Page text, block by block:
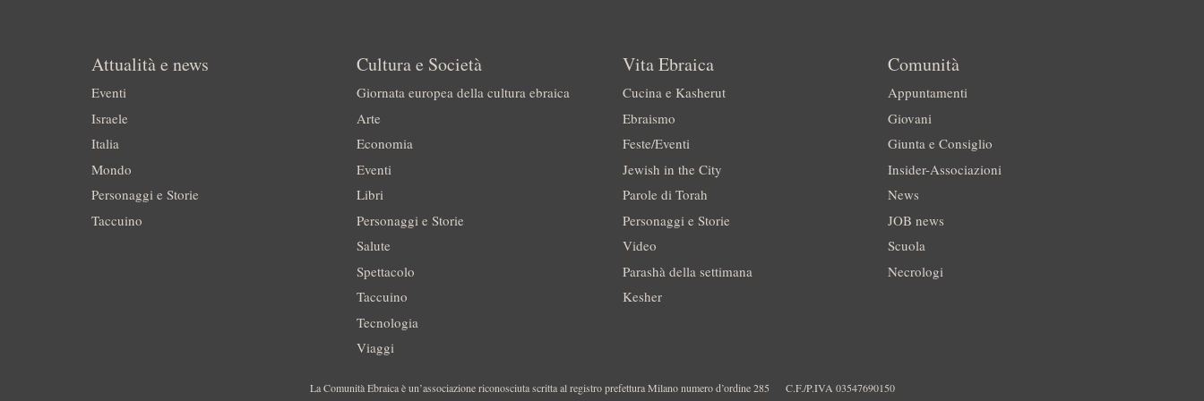
Attualità e news
Eventi
Israele
Italia
Mondo
Personaggi e Storie
Taccuino
Cultura e Società
Giornata europea della cultura ebraica
Arte
Economia
Eventi
Libri
Personaggi e Storie
Salute
Spettacolo
Taccuino
Tecnologia
Viaggi
Vita Ebraica
Cucina e Kasherut
Ebraismo
Feste/Eventi
Jewish in the City
Parole di Torah
Personaggi e Storie
Video
Parashà della settimana
Kesher
Comunità
Appuntamenti
Giovani
Giunta e Consiglio
Insider-Associazioni
News
JOB news
Scuola
Necrologi
La Comunità Ebraica è un’associazione riconosciuta scritta al registro prefettura Milano numero d’ordine 285 C.F./P.IVA 03547690150